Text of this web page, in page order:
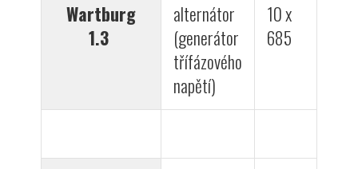
Wartburg
1.3
alternátor
(generátor
třífázového
napětí)
10 x
685